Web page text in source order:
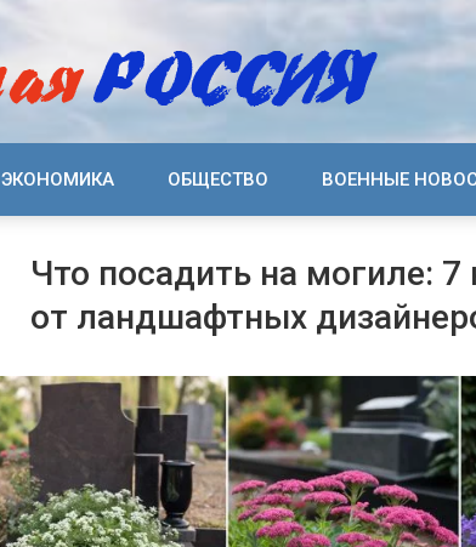
ЭКОНОМИКА ОБЩЕСТВО ВОЕННЫЕ
Что посадить на могиле:
от ландшафтных